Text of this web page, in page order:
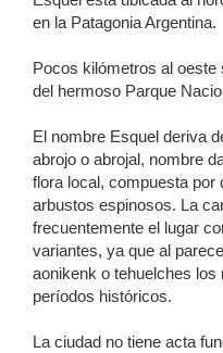
en la Patagonia Argentina.
Pocos kilómetros al oeste
del hermoso Parque
El nombre Esquel deriva
abrojo o abrojal, nombre
flora local, compuesta por
arbustos espinosos. La
frecuentemente el lugar
variantes, ya que al
aonikenk o tehuelches
períodos históricos.
La ciudad no tiene acta